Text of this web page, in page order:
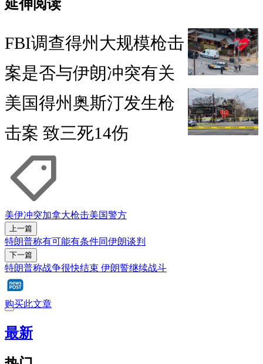
延伸阅读
FBI调查得州大规模枪击
案是否与伊朗冲突有关
美国得州奥斯汀发生枪
击案 致三死14伤
美伊冲突加拿大枪击美国警方
上一篇
特朗普称有可能有条件同伊朗谈判
下一篇
特朗普称战争很快结束 伊朗誓继续战斗
购买此文章
最新